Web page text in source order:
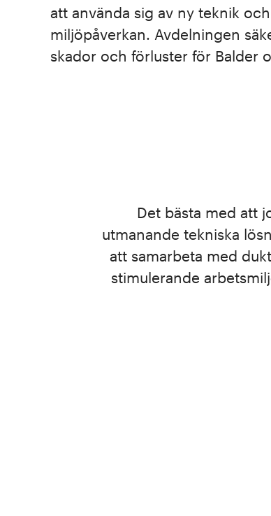
att använda sig av ny teknik
miljöpåverkan. Avdelningen
skador och förluster för Balder
Det bästa med att
utmanande tekniska
att samarbeta med
stimulerande